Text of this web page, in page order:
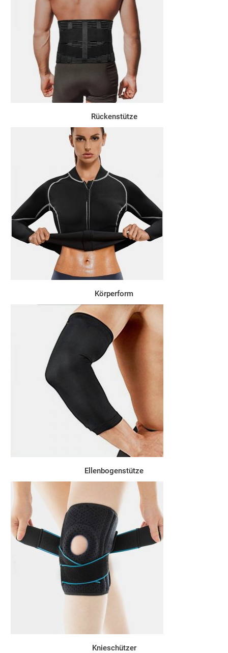
Rückenstütze
Körperform
Ellenbogenstütze
Knieschützer